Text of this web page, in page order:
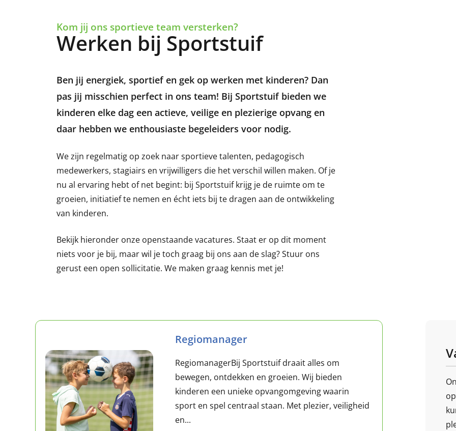
Kom jij ons sportieve team versterken?
Werken bij Sportstuif
Ben jij energiek, sportief en gek op werken met kinderen? Dan
pas jij misschien perfect in ons team! Bij Sportstuif bieden we
kinderen elke dag een actieve, veilige en plezierige opvang en
daar hebben we enthousiaste begeleiders voor nodig.
We zijn regelmatig op zoek naar sportieve talenten, pedagogisch
medewerkers, stagiairs en vrijwilligers die het verschil willen maken. Of je
nu al ervaring hebt of net begint: bij Sportstuif krijg je de ruimte om te
groeien, initiatief te nemen en écht iets bij te dragen aan de ontwikkeling
van kinderen.
Bekijk hieronder onze openstaande vacatures. Staat er op dit moment
niets voor je bij, maar wil je toch graag bij ons aan de slag? Stuur ons
gerust een open sollicitatie. We maken graag kennis met je!
Regiomanager
RegiomanagerBij Sportstuif draait alles om
bewegen, ontdekken en groeien. Wij bieden
kinderen een unieke opvangomgeving waarin
sport en spel centraal staan. Met plezier, veiligheid
en...